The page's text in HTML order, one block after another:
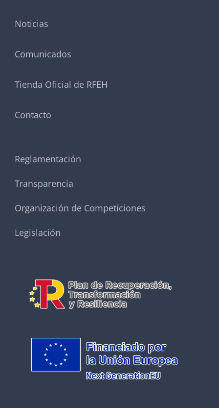
Noticias
Comunicados
Tienda Oficial de RFEH
Contacto
Reglamentación
Transparencia
Organización de Competiciones
Legislación